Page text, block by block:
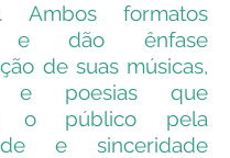
Ambos formatos
e dão ênfase
de suas músicas,
e poesias que
o público pela
e sinceridade